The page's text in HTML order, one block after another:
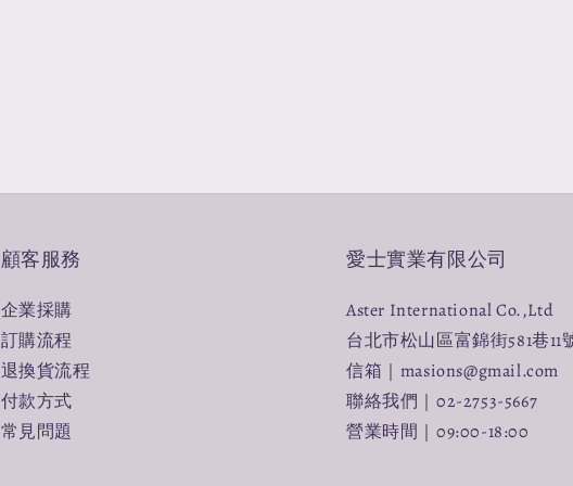
顧客服務
企業採購
訂購流程
退換貨流程
付款方式
常見問題
愛士實業有限公司
Aster International Co.,Ltd
台北市松山區富錦街581巷11
信箱｜masions@gmail.com
聯絡我們｜02-2753-5667
營業時間｜09:00-18:00